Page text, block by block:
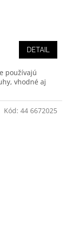
DETAIL
používajú
vhodné aj
Kód: 44 6672025